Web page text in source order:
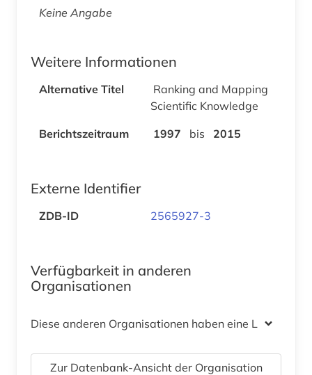
Keine Angabe
Weitere Informationen
Alternative Titel
Ranking and Mapping
Scientific Knowledge
Berichtszeitraum
1997 bis 2015
Externe Identifier
ZDB-ID 2565927-3
Verfügbarkeit in anderen
Organisationen
Diese anderen Organisationen haben eine Lizenz
Zur Datenbank-Ansicht der Organisation